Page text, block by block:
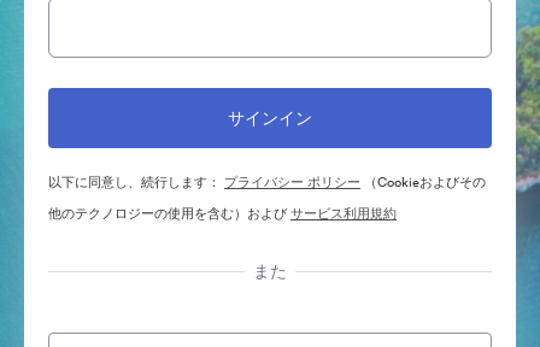
以下に同意し、続行します： プライバシー ポリシー （Cookieおよびその
他のテクノロジーの使用を含む）およびサービス利用規約
また